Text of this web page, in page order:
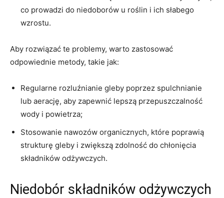
co ⁢prowadzi⁢ do ⁣niedoborów u roślin ‌i ⁣ich⁤ słabego
⁣wzrostu.
Aby⁣ rozwiązać te‌ problemy, warto zastosować
odpowiednie​ metody, takie​ jak:
Regularne rozluźnianie⁤ gleby​ poprzez spulchnianie
lub aerację, aby zapewnić lepszą ⁢przepuszczalność
wody​ i powietrza;
Stosowanie​ nawozów ​organicznych,‍ które poprawią ​
strukturę gleby ‍i‌ zwiększą zdolność do chłonięcia
składników ⁣odżywczych.
Niedobór składników odżywczych